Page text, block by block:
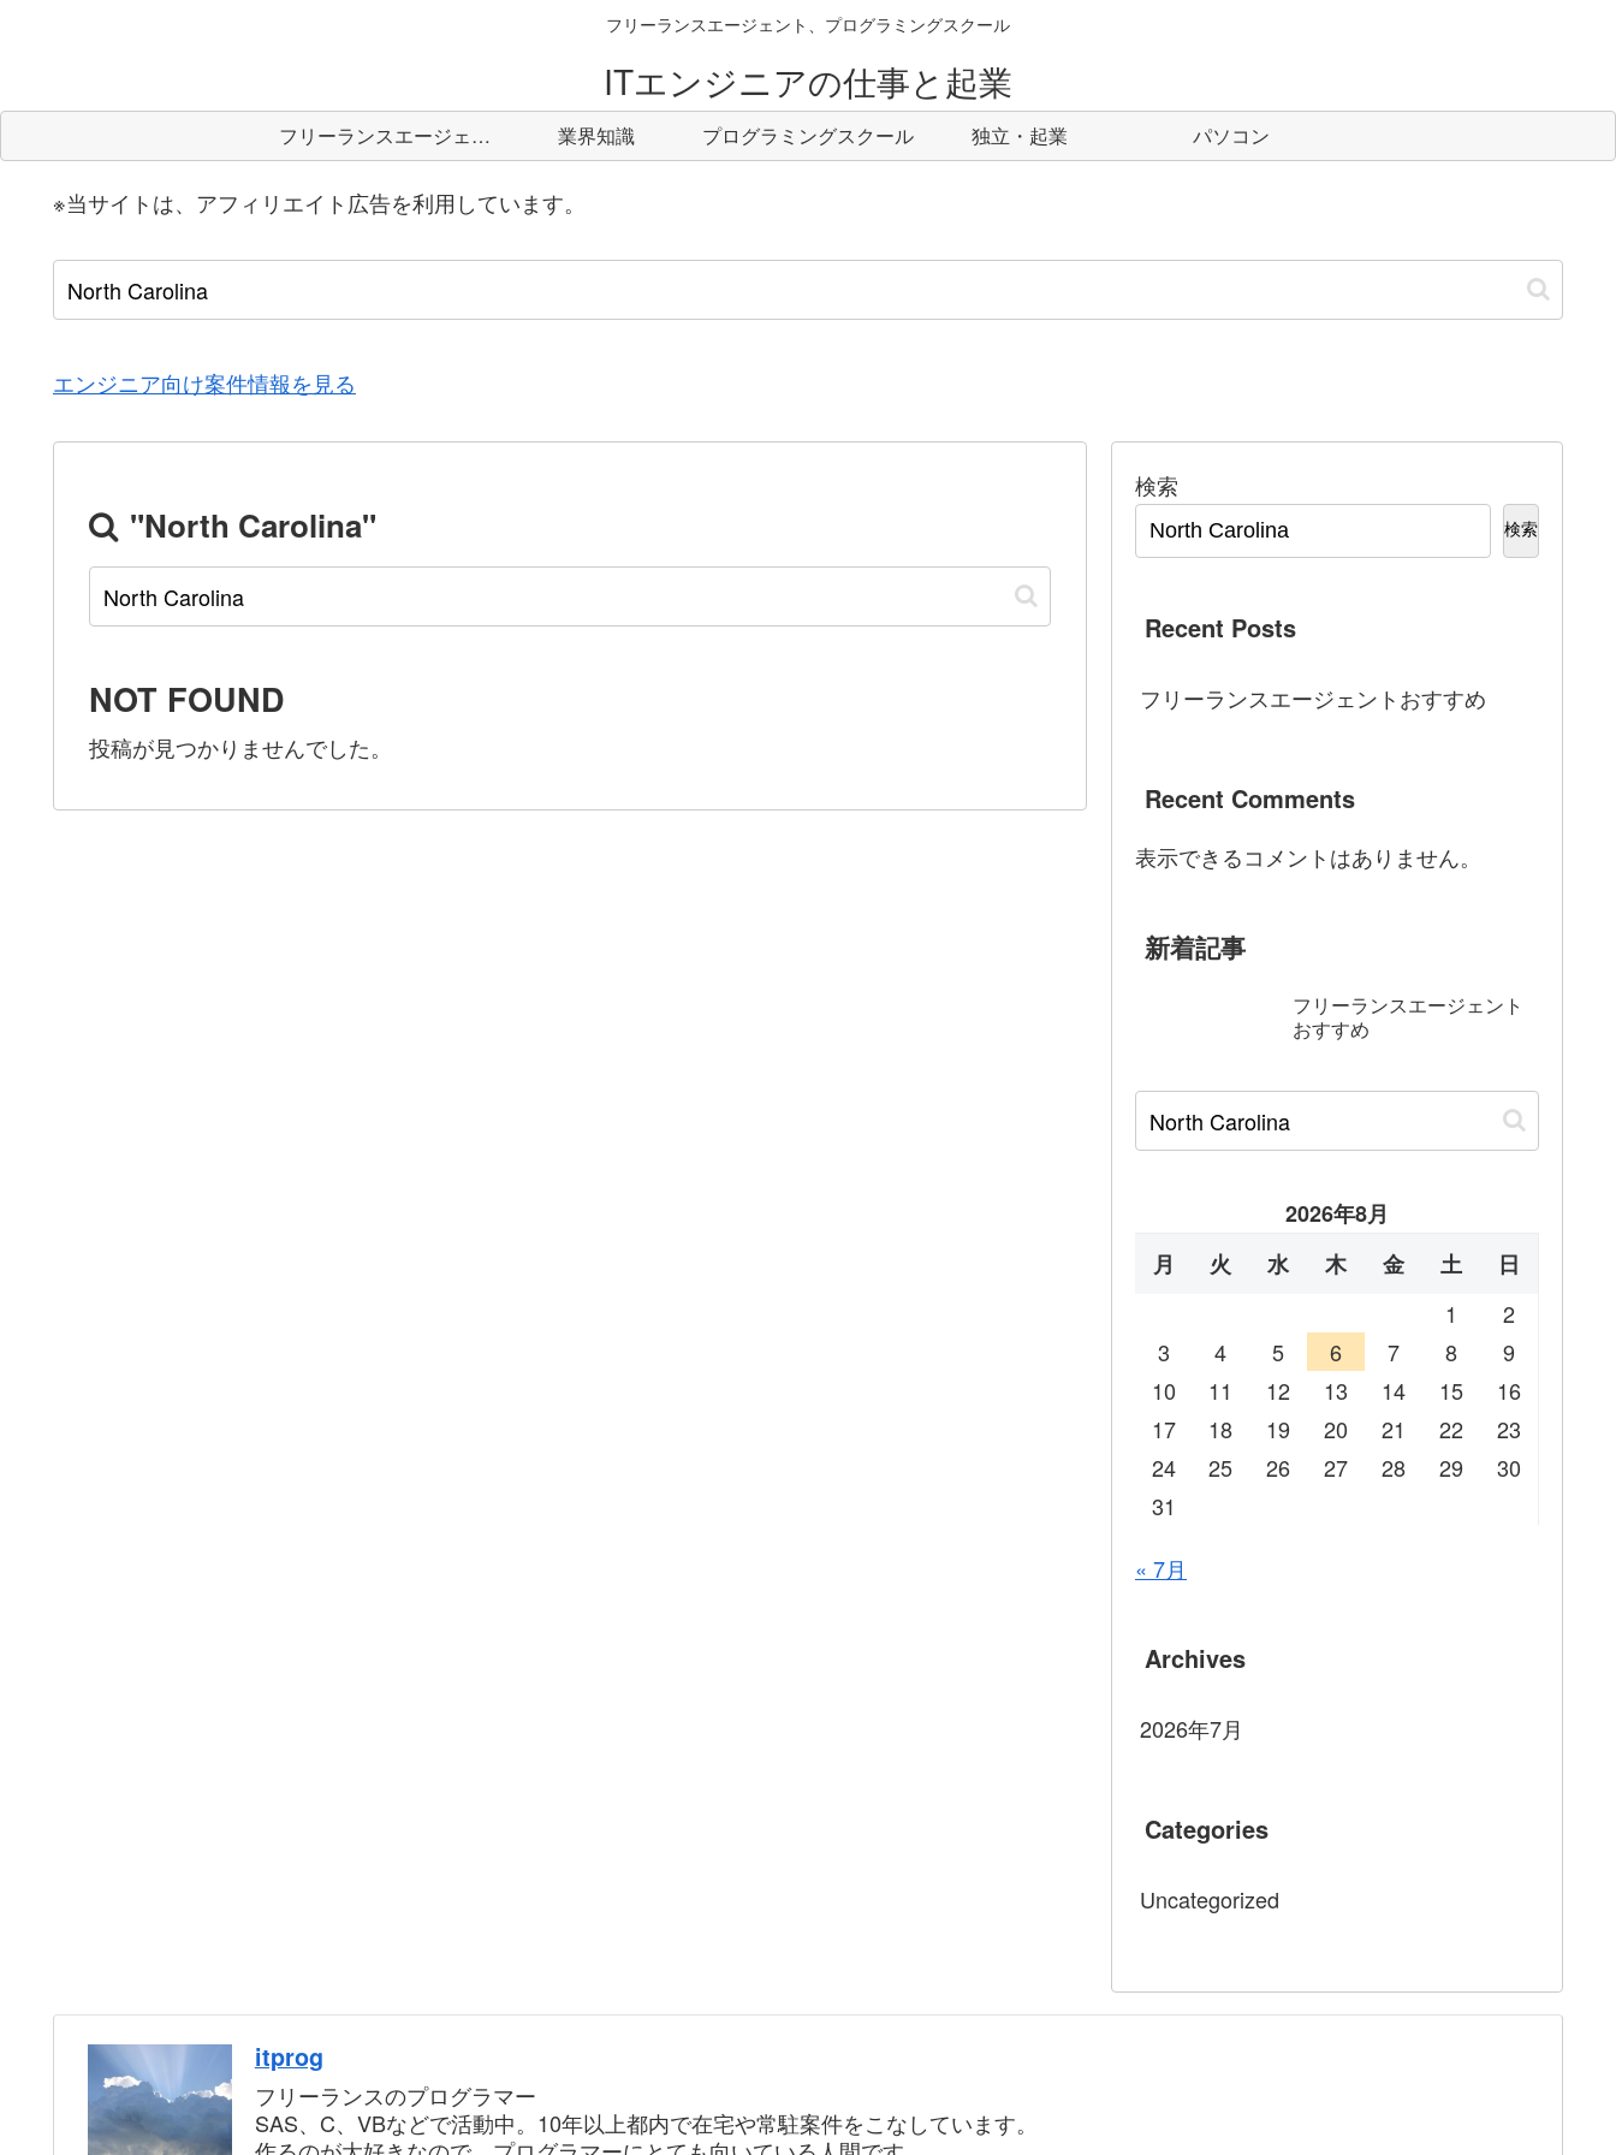
フリーランスエージェント、プログラミングスクール
ITエンジニアの仕事と起業
フリーランスエージェント 業界知識 プログラミングスクール 独立・起業 パソコン
※当サイトは、アフィリエイト広告を利用しています。
エンジニア向け案件情報を見る
"North Carolina"
NOT FOUND
投稿が見つかりませんでした。
検索
検索
Recent Posts
フリーランスエージェントおすすめ
Recent Comments
表示できるコメントはありません。
新着記事
フリーランスエージェント
おすすめ
2026年8月
月
火 水 木 金 土
日
1
2
3
4 5 6 7 8
9
10
11 12 13 14 15
16
17
18 19 20 21 22
23
24
25 26 27 28 29
30
31
« 7月
Archives
2026年7月
Categories
Uncategorized
itprog
フリーランスのプログラマー
SAS、C、VBなどで活動中。10年以上都内で在宅や常駐案件をこなしています。